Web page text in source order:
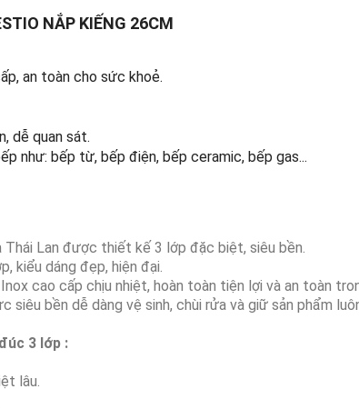
NẮP KIẾNG 26CM
an toàn cho sức khoẻ.
dễ quan sát.
như: bếp từ, bếp điện, bếp ceramic, bếp gas...
Thái Lan được thiết kế 3 lớp đặc biệt, siêu bền.
kiểu dáng đẹp, hiện đại.
cao cấp chịu nhiệt, hoàn toàn tiện lợi và an toàn
siêu bền dễ dàng vệ sinh, chùi rửa và giữ sản phẩm
3 lớp :
lâu.